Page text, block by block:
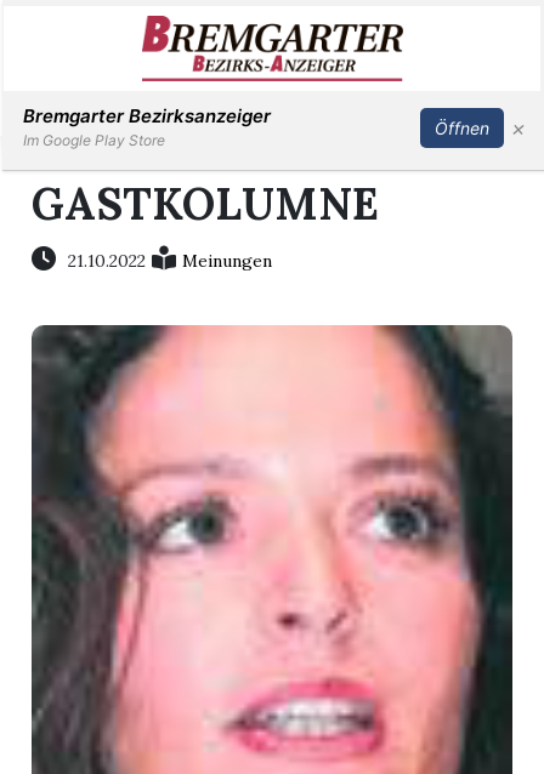
Immobilien
Stellen
Newsletter
Inserieren Abonnieren Anmelden
GASTKOLUMNE
21.10.2022 Meinungen
Bremgarter Bezirksanzeiger
Im Google Play Store
Öffnen ×